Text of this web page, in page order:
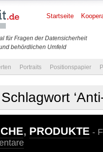
für Fragen der Datensicherheit
behördlichen Umfeld
Startseite
Portraits Positionspapier
, PRODUKTE -